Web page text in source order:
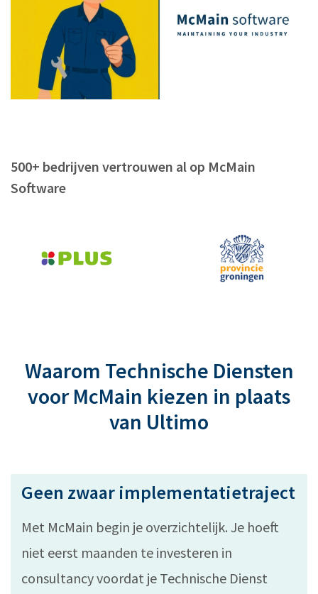
500+ bedrijven vertrouwen al op McMain
Software
Waarom Technische Diensten
voor McMain kiezen in plaats
van Ultimo
Geen zwaar implementatietraject
Met McMain begin je overzichtelijk. Je hoeft
niet eerst maanden te investeren in
consultancy voordat je Technische Dienst